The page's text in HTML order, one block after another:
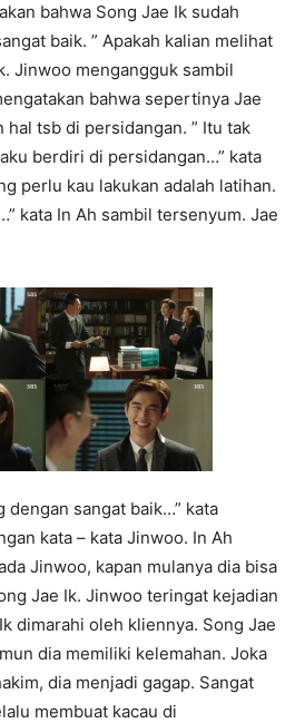
bahwa Song Jae Ik sudah
baik. ” Apakah kalian melihat
Jinwoo mengangguk sambil
bahwa sepertinya Jae
hal tsb di persidangan. ” Itu tak
berdiri di persidangan…” kata
perlu kau lakukan adalah latihan.
kata In Ah sambil tersenyum. Jae
dengan sangat baik…” kata
kata – kata Jinwoo. In Ah
Jinwoo, kapan mulanya dia bisa
Jae Ik. Jinwoo teringat kejadian
dimarahi oleh kliennya. Song Jae
dia memiliki kelemahan. Joka
dia menjadi gagap. Sangat
membuat kacau di